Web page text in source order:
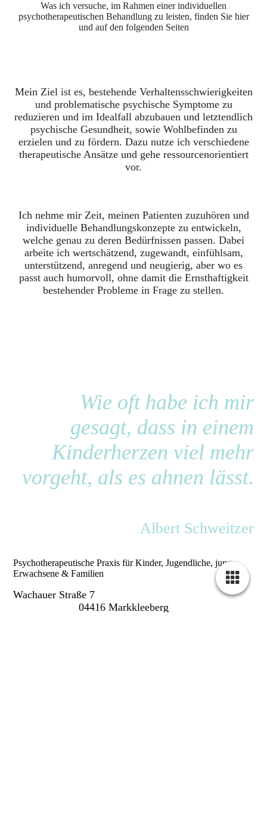
Was ich versuche, im Rahmen einer individuellen
psychotherapeutischen Behandlung zu leisten, finden Sie hier
und auf den folgenden Seiten
Mein Ziel ist es, bestehende Verhaltensschwierigkeiten
und problematische psychische Symptome zu
reduzieren und im Idealfall abzubauen und letztendlich
psychische Gesundheit, sowie Wohlbefinden zu
erzielen und zu fördern. Dazu nutze ich verschiedene
therapeutische Ansätze und gehe ressourcenorientiert
vor.
Ich nehme mir Zeit, meinen Patienten zuzuhören und
individuelle Behandlungskonzepte zu entwickeln,
welche genau zu deren Bedürfnissen passen. Dabei
arbeite ich wertschätzend, zugewandt, einfühlsam,
unterstützend, anregend und neugierig, aber wo es
passt auch humorvoll, ohne damit die Ernsthaftigkeit
bestehender Probleme in Frage zu stellen.
Wie oft habe ich mir
gesagt, dass in einem
Kinderherzen viel mehr
vorgeht, als es ahnen lässt.
Albert Schweitzer
Psychotherapeutische Praxis für Kinder, Jugendliche, junge
Erwachsene & Familien
Wachauer Straße 7
04416 Markkleeberg